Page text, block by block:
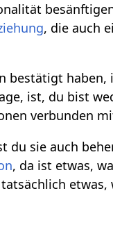
, die auch
bestätigt haben,
ist, du bist
verbunden
sie auch
, da ist etwas,
etwas,